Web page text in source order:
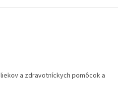
a zdravotníckych pomôcok a